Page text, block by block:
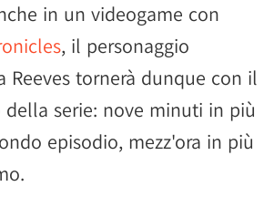
in un videogame con
, il personaggio
Reeves tornerà dunque con il
serie: nove minuti in più
episodio, mezz'ora in più